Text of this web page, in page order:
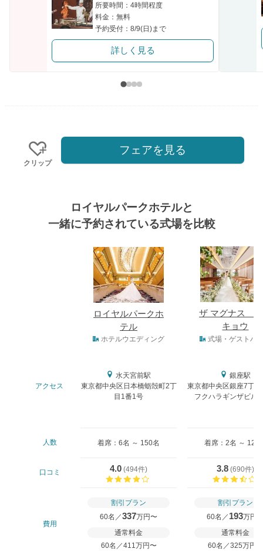
所要時間：4時間程度
料金：無料
予約受付：8/9(日)まで
詳しく見る
クリップ
フェアを見る
ロイヤルパークホテルと
一緒に予約されている式場を比較
ロイヤルパークホ
テル
ザ マグナス
キョウ
ホテルウエディング 式場・ゲストハ
アクセス
水天宮前駅
東京都中央区日本橋蛎殻町2丁
目1番1号
銀座駅
東京都中央区銀座7丁
フクハラギンザビル
人数 着席：6名 ～ 150名 着席：2名 ～ 128
口コミ 4.0 (494件)
3.8 (690件)
費用
割引プラン
60名／337万円〜
通常料金
60名／411万円〜
割引プラン
60名／ 193万円
通常料金
60名／325万円〜